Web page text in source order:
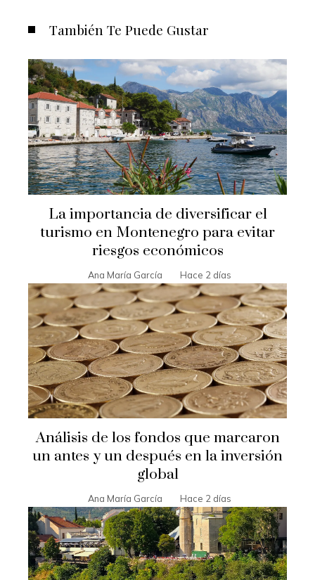
También Te Puede Gustar
La importancia de diversificar el
turismo en Montenegro para evitar
riesgos económicos
Ana María García Hace 2 días
Análisis de los fondos que marcaron
un antes y un después en la inversión
global
Ana María García Hace 2 días